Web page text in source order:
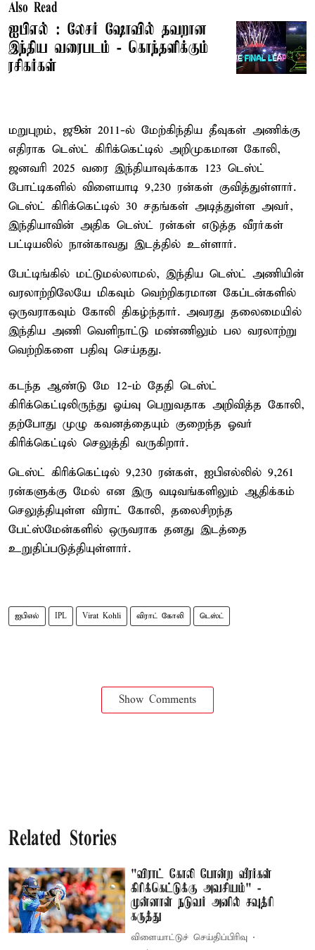
Also Read
ஐபிஎல் : லேசர் ஷோவில் தவறான
இந்திய வரைபடம் - கொந்தளிக்கும்
ரசிகர்கள்
மறுபுறம், ஜூன் 2011-ல் மேற்கிந்திய தீவுகள் அணிக்கு
எதிராக டெஸ்ட் கிரிக்கெட்டில் அறிமுகமான கோலி,
ஜனவரி 2025 வரை இந்தியாவுக்காக 123 டெஸ்ட்
போட்டிகளில் விளையாடி 9,230 ரன்கள் குவித்துள்ளார்.
டெஸ்ட் கிரிக்கெட்டில் 30 சதங்கள் அடித்துள்ள அவர்,
இந்தியாவின் அதிக டெஸ்ட் ரன்கள் எடுத்த வீரர்கள்
பட்டியலில் நான்காவது இடத்தில் உள்ளார்.
பேட்டிங்கில் மட்டுமல்லாமல், இந்திய டெஸ்ட் அணியின்
வரலாற்றிலேயே மிகவும் வெற்றிகரமான கேப்டன்களில்
ஒருவராகவும் கோலி திகழ்ந்தார். அவரது தலைமையில்
இந்திய அணி வெளிநாட்டு மண்ணிலும் பல வரலாற்று
வெற்றிகளை பதிவு செய்தது.
கடந்த ஆண்டு மே 12-ம் தேதி டெஸ்ட்
கிரிக்கெட்டிலிருந்து ஓய்வு பெறுவதாக அறிவித்த கோலி,
தற்போது முழு கவனத்தையும் குறைந்த ஓவர்
கிரிக்கெட்டில் செலுத்தி வருகிறார்.
டெஸ்ட் கிரிக்கெட்டில் 9,230 ரன்கள், ஐபிஎல்லில் 9,261
ரன்களுக்கு மேல் என இரு வடிவங்களிலும் ஆதிக்கம்
செலுத்தியுள்ள விராட் கோலி, தலைசிறந்த
பேட்ஸ்மேன்களில் ஒருவராக தனது இடத்தை
உறுதிப்படுத்தியுள்ளார்.
ஐபிஎல் IPL Virat Kohli விராட் கோலி டெஸ்ட்
Show Comments
Related Stories
"விராட் கோலி போன்ற வீரர்கள்
கிரிக்கெட்டுக்கு அவசியம்" -
முன்னாள் நடுவர் அனில் சவுத்ரி
கருத்து
விளையாட்டுச் செய்திப்பிரிவு